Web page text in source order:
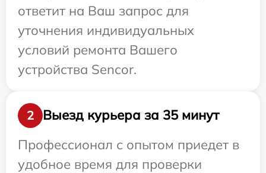
ответит на Ваш запрос для
уточнения индивидуальных
условий ремонта Вашего
устройства Sencor.
2
Выезд курьера за 35 минут
Профессионал с опытом приедет в
удобное время для проверки